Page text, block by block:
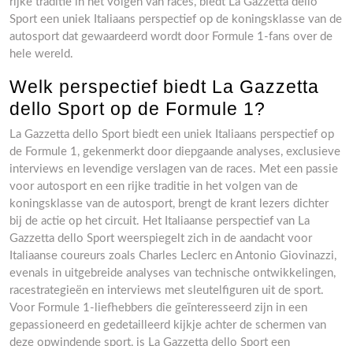
Sport een uniek Italiaans perspectief op de koningsklasse van de
autosport dat gewaardeerd wordt door Formule 1-fans over de
hele wereld.
Welk perspectief biedt La Gazzetta
dello Sport op de Formule 1?
La Gazzetta dello Sport biedt een uniek Italiaans perspectief op
de Formule 1, gekenmerkt door diepgaande analyses, exclusieve
interviews en levendige verslagen van de races. Met een passie
voor autosport en een rijke traditie in het volgen van de
koningsklasse van de autosport, brengt de krant lezers dichter
bij de actie op het circuit. Het Italiaanse perspectief van La
Gazzetta dello Sport weerspiegelt zich in de aandacht voor
Italiaanse coureurs zoals Charles Leclerc en Antonio Giovinazzi,
evenals in uitgebreide analyses van technische ontwikkelingen,
racestrategieën en interviews met sleutelfiguren uit de sport.
Voor Formule 1-liefhebbers die geïnteresseerd zijn in een
gepassioneerd en gedetailleerd kijkje achter de schermen van
deze opwindende sport, is La Gazzetta dello Sport een